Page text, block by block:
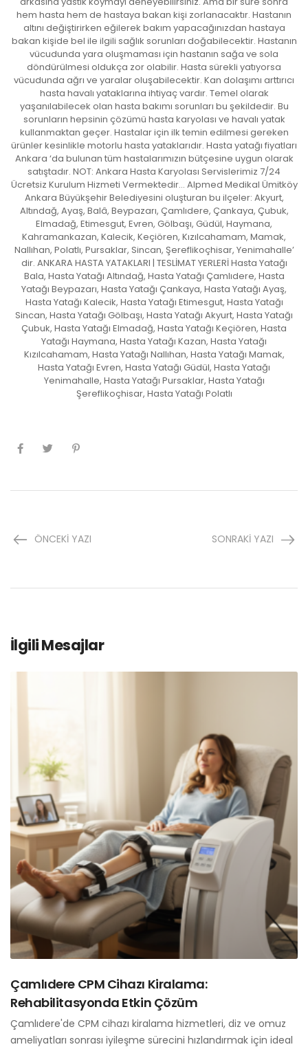
hem hasta hem de hastaya bakan kişi zorlanacaktır. Hastanın
altını değiştirirken eğilerek bakım yapacağınızdan hastaya
bakan kişide bel ile ilgili sağlık sorunları doğabilecektir. Hastanın
vücudunda yara oluşmaması için hastanın sağa ve sola
döndürülmesi oldukça zor olabilir. Hasta sürekli yatıyorsa
vücudunda ağrı ve yaralar oluşabilecektir. Kan dolaşımı arttırıcı
hasta havalı yataklarına ihtiyaç vardır. Temel olarak
yaşanılabilecek olan hasta bakımı sorunları bu şekildedir. Bu
sorunların hepsinin çözümü hasta karyolası ve havalı yatak
kullanmaktan geçer. Hastalar için ilk temin edilmesi gereken
ürünler kesinlikle motorlu hasta yataklarıdır. Hasta yatağı fiyatları
Ankara ‘da bulunan tüm hastalarımızın bütçesine uygun olarak
satıştadır. NOT: Ankara Hasta Karyolası Servislerimiz 7/24
Ücretsiz Kurulum Hizmeti Vermektedir… Alpmed Medikal Ümitköy
Ankara Büyükşehir Belediyesini oluşturan bu ilçeler: Akyurt,
Altındağ, Ayaş, Balâ, Beypazarı, Çamlıdere, Çankaya, Çubuk,
Elmadağ, Etimesgut, Evren, Gölbaşı, Güdül, Haymana,
Kahramankazan, Kalecik, Keçiören, Kızılcahamam, Mamak,
Nallıhan, Polatlı, Pursaklar, Sincan, Şereflikoçhisar, Yenimahalle’
dir. ANKARA HASTA YATAKLARI | TESLİMAT YERLERİ Hasta Yatağı
Bala, Hasta Yatağı Altındağ, Hasta Yatağı Çamlıdere, Hasta
Yatağı Beypazarı, Hasta Yatağı Çankaya, Hasta Yatağı Ayaş,
Hasta Yatağı Kalecik, Hasta Yatağı Etimesgut, Hasta Yatağı
Sincan, Hasta Yatağı Gölbaşı, Hasta Yatağı Akyurt, Hasta Yatağı
Çubuk, Hasta Yatağı Elmadağ, Hasta Yatağı Keçiören, Hasta
Yatağı Haymana, Hasta Yatağı Kazan, Hasta Yatağı
Kızılcahamam, Hasta Yatağı Nallıhan, Hasta Yatağı Mamak,
Hasta Yatağı Evren, Hasta Yatağı Güdül, Hasta Yatağı
Yenimahalle, Hasta Yatağı Pursaklar, Hasta Yatağı
Şereflikoçhisar, Hasta Yatağı Polatlı
ÖNCEKI YAZI SONRAKI YAZI
İlgili Mesajlar
Çamlıdere CPM Cihazı Kiralama:
Rehabilitasyonda Etkin Çözüm
Çamlıdere'de CPM cihazı kiralama hizmetleri, diz ve omuz
ameliyatları sonrası iyileşme sürecini hızlandırmak için ideal